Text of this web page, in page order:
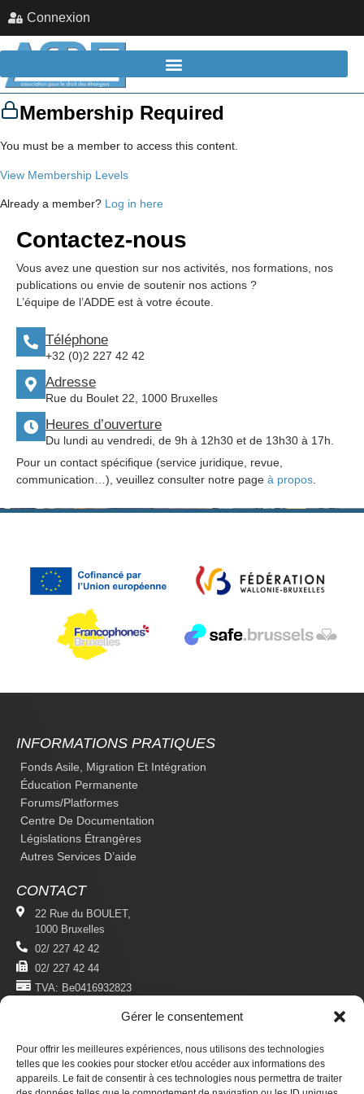
Gérer le consentement
Pour offrir les meilleures expériences, nous utilisons des technologies
telles que les cookies pour stocker et/ou accéder aux informations des
appareils. Le fait de consentir à ces technologies nous permettra de traiter
Connexion
Membership Required
You must be a member to access this content.
View Membership Levels
Already a member? Log in here
Contactez-nous
Vous avez une question sur nos activités, nos formations, nos
publications ou envie de soutenir nos actions ?
L’équipe de l’ADDE est à votre écoute.
Téléphone
+32 (0)2 227 42 42
Adresse
Rue du Boulet 22, 1000 Bruxelles
Heures d’ouverture
Du lundi au vendredi, de 9h à 12h30 et de 13h30 à 17h.
Pour un contact spécifique (service juridique, revue,
communication…), veuillez consulter notre page à propos
INFORMATIONS PRATIQUES
Fonds Asile, Migration Et Intégration
Éducation Permanente
Forums/platformes
Centre De Documentation
Législations Étrangères
Autres Services D’aide
CONTACT
22 Rue du BOULET,
1000 Bruxelles
02/ 227 42 42
02/ 227 42 44
TVA: Be0416932823
MENTIONS LÉGALES
Politique De Confidentialité
Conditions D'utilisation